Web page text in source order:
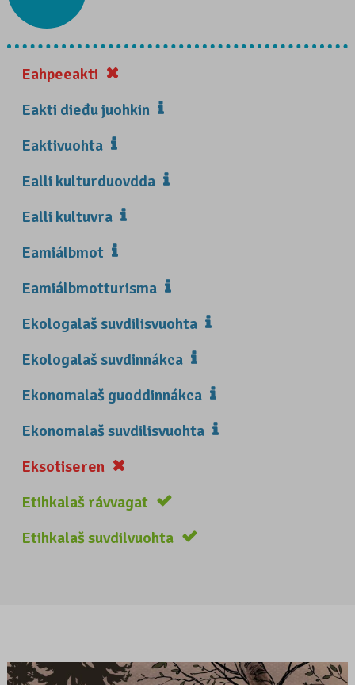
Eahpeeakti
Eakti dieđu juohkin
Eaktivuohta
Ealli kulturduovdda
Ealli kultuvra
Eamiálbmot
Eamiálbmotturisma
Ekologalaš suvdilisvuohta
Ekologalaš suvdinnákca
Ekonomalaš guoddinnákca
Ekonomalaš suvdilisvuohta
Eksotiseren
Etihkalaš rávvagat
Etihkalaš suvdilvuohta